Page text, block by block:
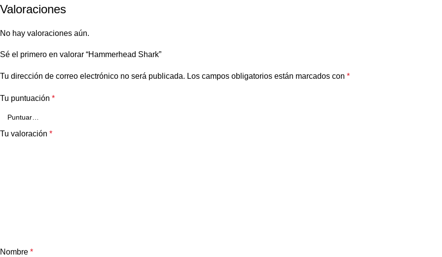
Valoraciones
No hay valoraciones aún.
Sé el primero en valorar “Hammerhead Shark”
Tu dirección de correo electrónico no será publicada. Los campos obligatorios están marcados con *
Tu puntuación *
Tu valoración *
Nombre *